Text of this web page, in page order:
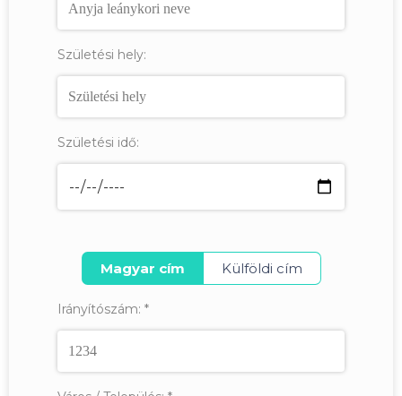
Születési hely:
Születési idő:
Magyar cím Külföldi cím
Irányítószám: *